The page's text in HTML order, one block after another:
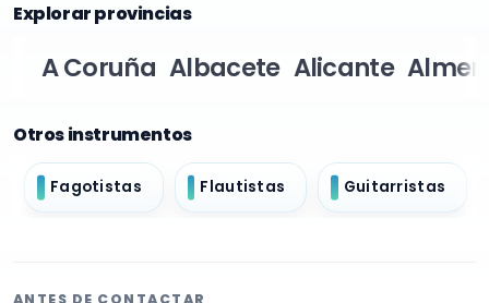
Explorar provincias
A Coruña Albacete Alicante
Otros instrumentos
Fagotistas Flautistas Guitarristas